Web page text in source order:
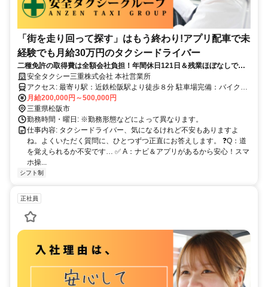
「街を走り回って探す」はもう終わり!アプリ配車で未
経験でも月給30万円のタクシードライバー
二種免許の取得費は全額会社負担！年間休日121日＆残業ほぼなしでプ
ライベートも充実。
安全タクシー三重株式会社 本社営業所
アクセス: 最寄り駅：近鉄松阪駅より徒歩８分 駐車場完備：バイク、
車通勤可能
月給200,000円～500,000円
三重県松阪市
勤務時間・曜日: ※勤務形態などによって異なります。
仕事内容: タクシードライバー、気になるけれど不安もありますよ
ね。よくいただく質問に、ひとつずつ正直にお答えします。 ❓Q：道
を覚えられるか不安です… ✅ A：ナビ＆アプリがあるから安心！スマ
ホ操...
シフト制
正社員